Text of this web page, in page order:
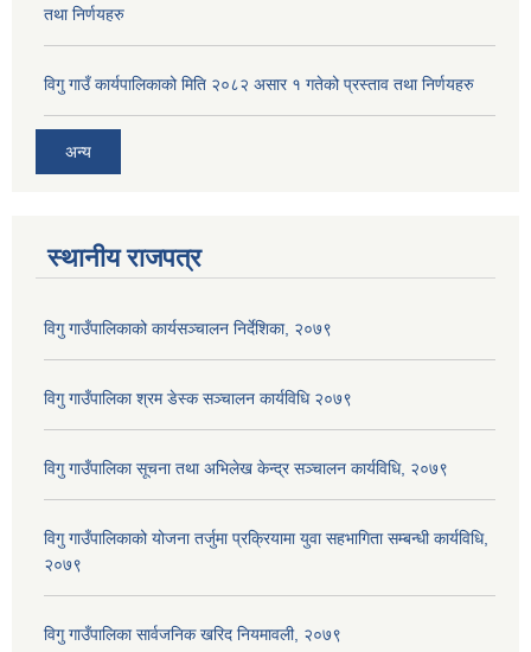
तथा निर्णयहरु
विगु गाउँ कार्यपालिकाको मिति २०८२ असार १ गतेको प्रस्ताव तथा निर्णयहरु
अन्य
स्थानीय राजपत्र
विगु गाउँपालिकाको कार्यसञ्‍चालन निर्देशिका, २०७९
विगु गाउँपालिका श्रम डेस्क सञ्चालन कार्यविधि २०७९
विगु गाउँपालिका सूचना तथा अभिलेख केन्द्र सञ्चालन कार्यविधि, २०७९
विगु गाउँपालिकाको योजना तर्जुमा प्रक्रियामा युवा सहभागिता सम्बन्धी कार्यविधि,
२०७९
विगु गाउँपालिका सार्वजनिक खरिद नियमावली, २०७९